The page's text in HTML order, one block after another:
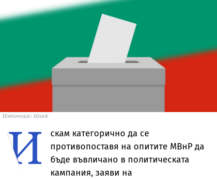
Източник: iStock
И
скам категорично да се
противопоставя на опитите МВнР да
бъде въвличано в политическата
кампания, заяви на